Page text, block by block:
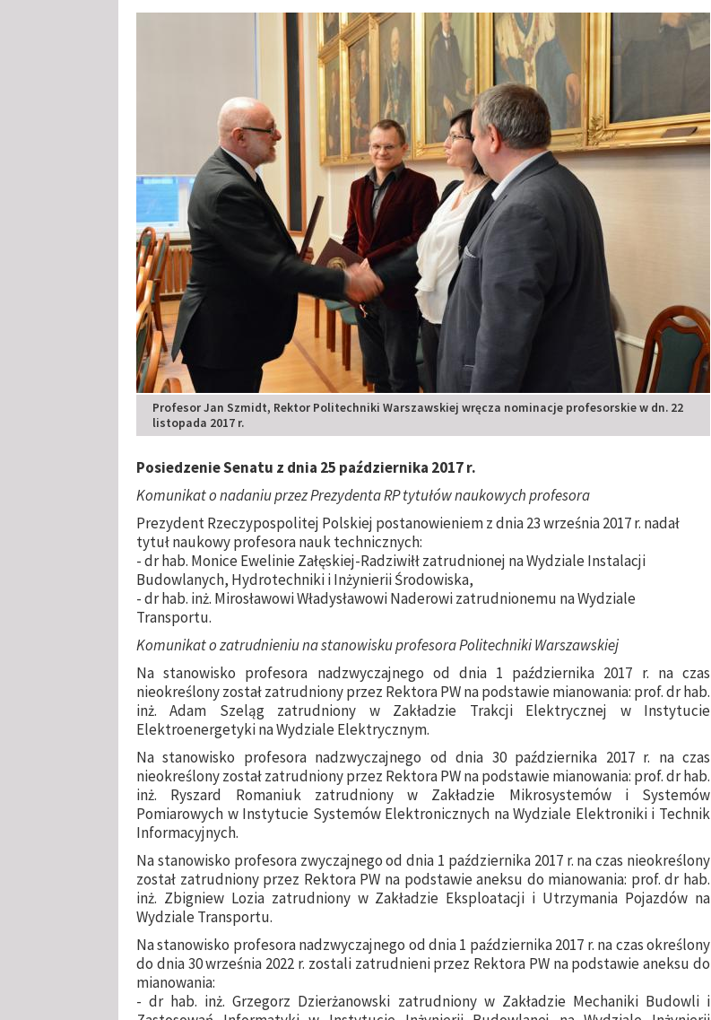
Profesor Jan Szmidt, Rektor Politechniki Warszawskiej wręcza nominacje profesorskie w dn. 22
listopada 2017 r.
Posiedzenie Senatu z dnia 25 października 2017 r.
Komunikat o nadaniu przez Prezydenta RP tytułów naukowych profesora
Prezydent Rzeczypospolitej Polskiej postanowieniem z dnia 23 września 2017 r. nadał
tytuł naukowy profesora nauk technicznych:
- dr hab. Monice Ewelinie Załęskiej-Radziwiłł zatrudnionej na Wydziale Instalacji
Budowlanych, Hydrotechniki i Inżynierii Środowiska,
- dr hab. inż. Mirosławowi Władysławowi Naderowi zatrudnionemu na Wydziale
Transportu.
Komunikat o zatrudnieniu na stanowisku profesora Politechniki Warszawskiej
Na stanowisko profesora nadzwyczajnego od dnia 1 października 2017 r. na czas
nieokreślony został zatrudniony przez Rektora PW na podstawie mianowania: prof. dr hab.
inż. Adam Szeląg zatrudniony w Zakładzie Trakcji Elektrycznej w Instytucie
Elektroenergetyki na Wydziale Elektrycznym.
Na stanowisko profesora nadzwyczajnego od dnia 30 października 2017 r. na czas
nieokreślony został zatrudniony przez Rektora PW na podstawie mianowania: prof. dr hab.
inż. Ryszard Romaniuk zatrudniony w Zakładzie Mikrosystemów i Systemów
Pomiarowych w Instytucie Systemów Elektronicznych na Wydziale Elektroniki i Technik
Informacyjnych.
Na stanowisko profesora zwyczajnego od dnia 1 października 2017 r. na czas nieokreślony
został zatrudniony przez Rektora PW na podstawie aneksu do mianowania: prof. dr hab.
inż. Zbigniew Lozia zatrudniony w Zakładzie Eksploatacji i Utrzymania Pojazdów na
Wydziale Transportu.
Na stanowisko profesora nadzwyczajnego od dnia 1 października 2017 r. na czas określony
do dnia 30 września 2022 r. zostali zatrudnieni przez Rektora PW na podstawie aneksu do
mianowania:
- dr hab. inż. Grzegorz Dzierżanowski zatrudniony w Zakładzie Mechaniki Budowli i